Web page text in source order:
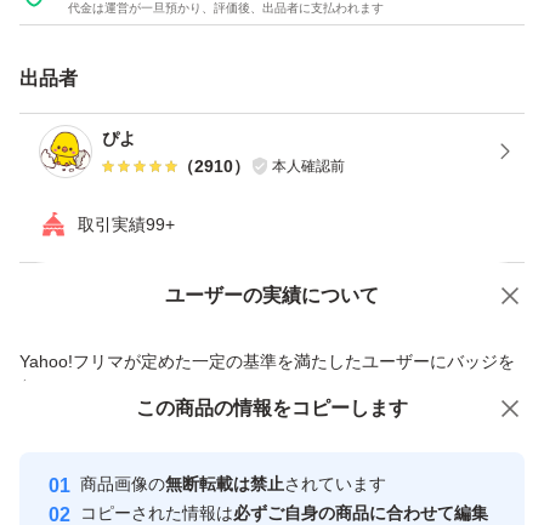
#クレンジングオイル
#FANCL
#コスメ
代金は運営が一旦預かり、評価後、出品者に支払われます
出品者
ぴよ
（2910） 本人確認前
取引実績99+
ユーザーの実績について
Yahoo!フリマが定めた一定の基準を満たしたユーザーにバッジを
付与しています
安心取引出品者
心・安全なユーザーです
価格の相談 商品への質問
この商品の情報をコピーします
商品画像の無断転載は禁止されています
コピーされた情報は必ずご自身の商品に合わせて編集
この商品をみている人にオススメ